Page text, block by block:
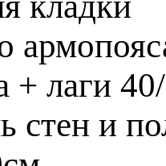
+ лаги
стен и